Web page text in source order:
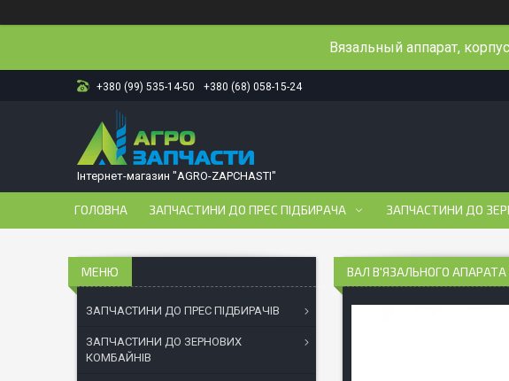
Вязальный аппарат,
+380 (99) 535-14-50 +380 (68) 058-15-24
Інтернет-магазин "AGRO-ZAPCHASTI"
ГОЛОВНА ЗАПЧАСТИНИ ДО ПРЕС ПІДБИРАЧА ЗАПЧАСТИНИ ДО
ВАЛ В'ЯЗАЛЬНОГО АПАРАТА
ЗАПЧАСТИНИ ДО ПРЕС ПІДБИРАЧІВ
ЗАПЧАСТИНИ ДО ЗЕРНОВИХ
КОМБАЙНІВ